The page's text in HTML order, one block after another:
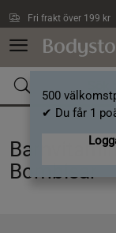
Fri frakt över 199 kr
500
✔ Du får 1
Bombisar